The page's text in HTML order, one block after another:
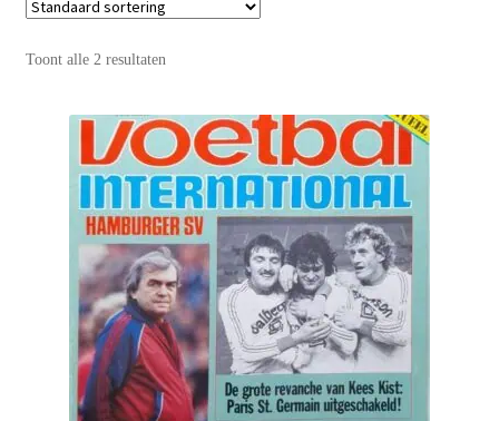
VI’s met Posters
Wie is puntertje
Puntertjes
Contact
Toont alle 2 resultaten